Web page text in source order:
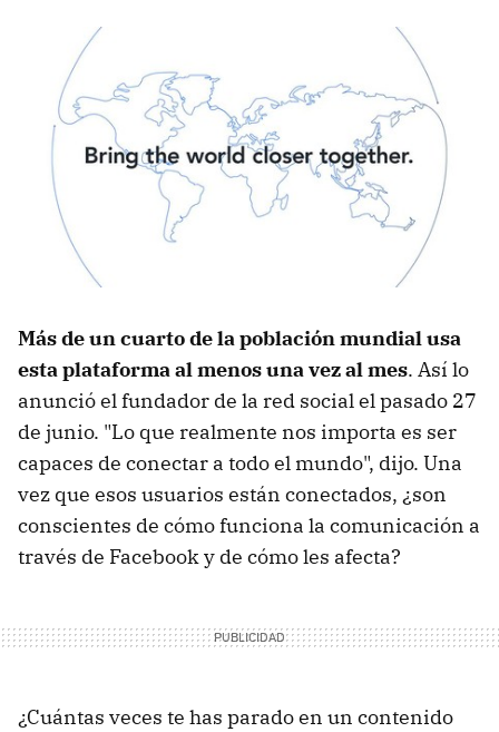
Más de un cuarto de la población mundial usa
esta plataforma al menos una vez al mes. Así lo
anunció el fundador de la red social el pasado 27
de junio. "Lo que realmente nos importa es ser
capaces de conectar a todo el mundo", dijo. Una
vez que esos usuarios están conectados, ¿son
conscientes de cómo funciona la comunicación a
través de Facebook y de cómo les afecta?
¿Cuántas veces te has parado en un contenido